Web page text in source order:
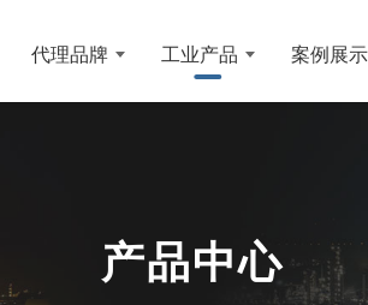
代理品牌 工业产品 案例展示
产品中心